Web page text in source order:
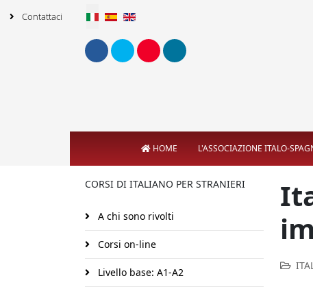
Contattaci
HOME L'ASSOCIAZIONE ITALO-
CORSI DI ITALIANO PER STRANIERI
A chi sono rivolti
Corsi on-line
Livello base: A1-A2